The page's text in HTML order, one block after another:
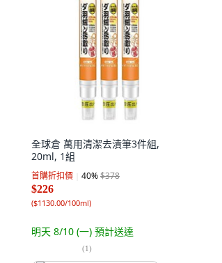
全球倉 萬用清潔去漬筆3件組,
20ml, 1組
首購折扣價 40%$378
$226
($1130.00/100ml)
明天 8/10 (一) 預計送達
(1)